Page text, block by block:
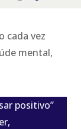
cada vez
mental,
positivo”